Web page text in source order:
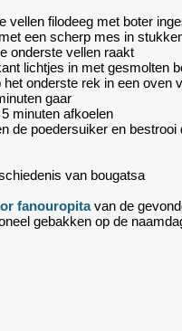
vellen filodeeg met boter
een scherp mes in
onderste vellen raakt
lichtjes in met gesmolten
het onderste rek in een oven
gaar
minuten afkoelen
de poedersuiker en bestrooi
van bougatsa
fanouropitavan de
gebakken op de